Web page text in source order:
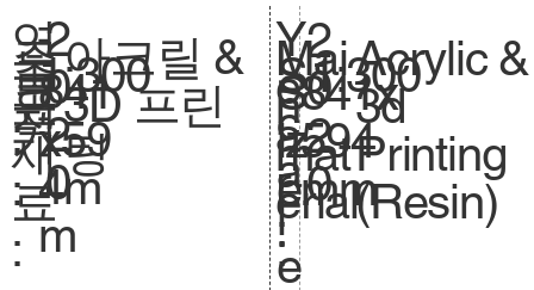
연
도
:
2
0
2
0
주
요
재
료
:
축
척
.
아크릴 &
3D 프린
팅
1:300
크
기
.
841
x59
4m
m
Y
e
a
r
:
Mai
n
mat
erial
:
S
c
a
l
e
S
iz
e.
2
0
2
0
1:300
841x
594
mm
Acrylic &
3d
Printing
(Resin)